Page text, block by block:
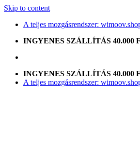
Skip to content
A teljes mozgásrendszer:
INGYENES SZÁLLÍTÁS 40.000
INGYENES SZÁLLÍTÁS 40.000
A teljes mozgásrendszer: